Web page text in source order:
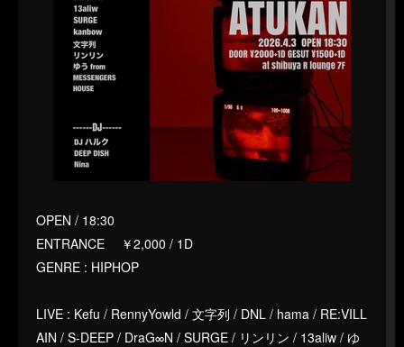
OPEN / 18:30
ENTRANCE ￥2,000 / 1D
GENRE : HIPHOP
LIVE : Kefu / RennyYowld / 文字列 / DNL / hama / RE:VILL
AIN / S-DEEP / DraG∞N / SURGE / リンリン / 13aliw / ゆ